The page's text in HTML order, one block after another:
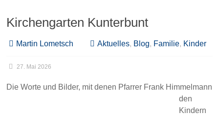
e.V.
Webseite
Gemeinde
Kirchengarten Kunterbunt
Martin Lometsch Aktuelles, Blog, Familie, Kinder
27. Mai 2026
Die Worte und Bilder, mit denen Pfarrer Frank Himmelmann
den
Kindern